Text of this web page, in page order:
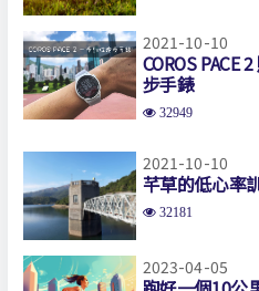
2021-10-10
COROS PACE
步手錶
32949
2021-10-10
芊草的低心率
32181
2023-04-05